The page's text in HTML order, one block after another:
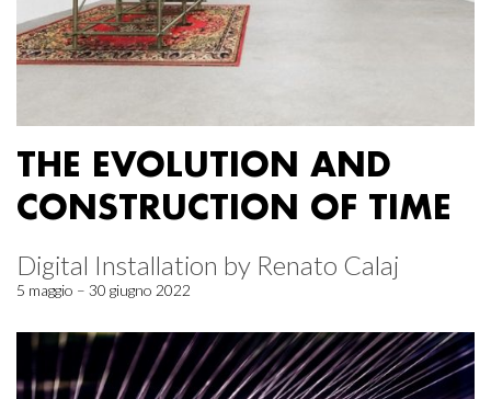
THE EVOLUTION AND
CONSTRUCTION OF TIME
Digital Installation by Renato Calaj
5 maggio – 30 giugno 2022